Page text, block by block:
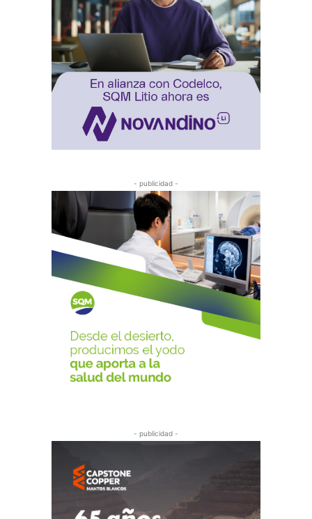
- publicidad -
- publicidad -